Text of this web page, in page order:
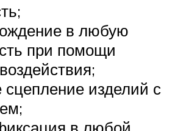
в любую
при помощи
сцепление изделий с